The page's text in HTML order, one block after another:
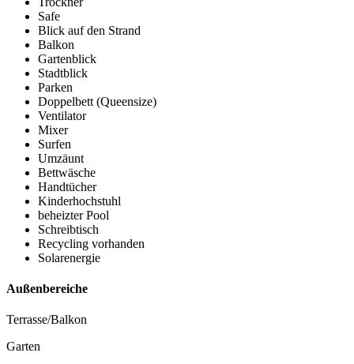
Safe
Blick auf den Strand
Balkon
Gartenblick
Stadtblick
Parken
Doppelbett (Queensize)
Ventilator
Mixer
Surfen
Umzäunt
Bettwäsche
Handtücher
Kinderhochstuhl
beheizter Pool
Schreibtisch
Recycling vorhanden
Solarenergie
Außenbereiche
Terrasse/Balkon
Garten